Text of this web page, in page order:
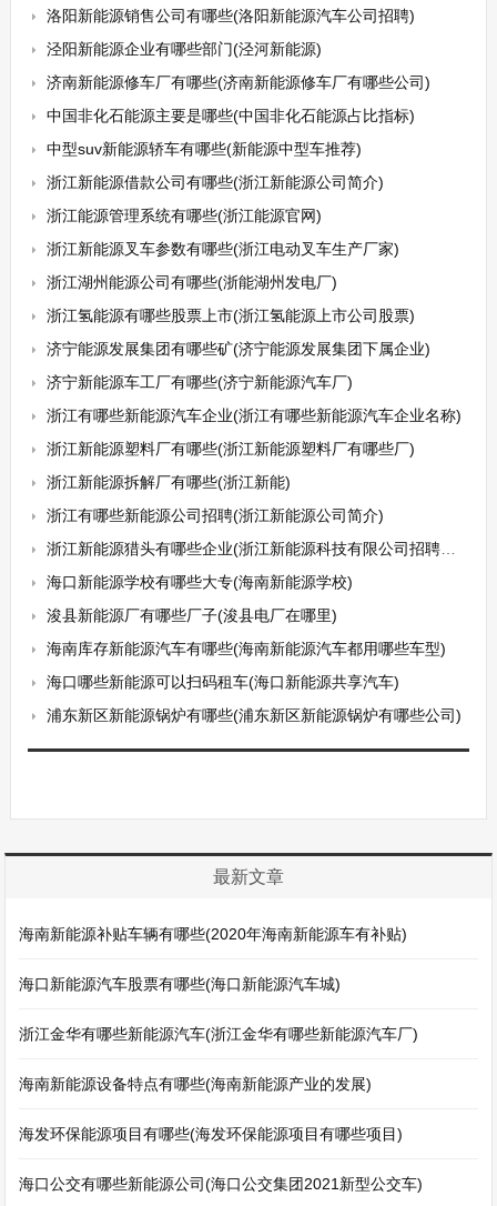
洛阳新能源销售公司有哪些(洛阳新能源汽车公司招聘)
泾阳新能源企业有哪些部门(泾河新能源)
济南新能源修车厂有哪些(济南新能源修车厂有哪些公司)
中国非化石能源主要是哪些(中国非化石能源占比指标)
中型suv新能源轿车有哪些(新能源中型车推荐)
浙江新能源借款公司有哪些(浙江新能源公司简介)
浙江能源管理系统有哪些(浙江能源官网)
浙江新能源叉车参数有哪些(浙江电动叉车生产厂家)
浙江湖州能源公司有哪些(浙能湖州发电厂)
浙江氢能源有哪些股票上市(浙江氢能源上市公司股票)
济宁能源发展集团有哪些矿(济宁能源发展集团下属企业)
济宁新能源车工厂有哪些(济宁新能源汽车厂)
浙江有哪些新能源汽车企业(浙江有哪些新能源汽车企业名称)
浙江新能源塑料厂有哪些(浙江新能源塑料厂有哪些厂)
浙江新能源拆解厂有哪些(浙江新能)
浙江有哪些新能源公司招聘(浙江新能源公司简介)
浙江新能源猎头有哪些企业(浙江新能源科技有限公司招聘信息)
海口新能源学校有哪些大专(海南新能源学校)
浚县新能源厂有哪些厂子(浚县电厂在哪里)
海南库存新能源汽车有哪些(海南新能源汽车都用哪些车型)
海口哪些新能源可以扫码租车(海口新能源共享汽车)
浦东新区新能源锅炉有哪些(浦东新区新能源锅炉有哪些公司)
最新文章
海南新能源补贴车辆有哪些(2020年海南新能源车有补贴)
海口新能源汽车股票有哪些(海口新能源汽车城)
浙江金华有哪些新能源汽车(浙江金华有哪些新能源汽车厂)
海南新能源设备特点有哪些(海南新能源产业的发展)
海发环保能源项目有哪些(海发环保能源项目有哪些项目)
海口公交有哪些新能源公司(海口公交集团2021新型公交车)